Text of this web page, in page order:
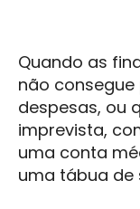
Quando as
não
despesas, ou
imprevista,
uma conta
uma tábua de